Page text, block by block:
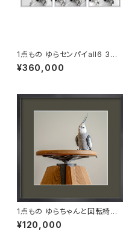
1点もの ゆらセンパイall6 3連
写真［額装］【M_0022y】
¥360,000
1点もの ゆらちゃんと回転椅子
写真［額装］額＋マット付 【M_0
011y】
¥120,000